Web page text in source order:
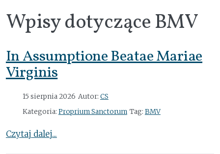
Wpisy dotyczące BMV
In Assumptione Beatae Mariae
Virginis
15 sierpnia 2026 Autor: CS
Kategoria: Proprium Sanctorum Tag: BMV
Czytaj dalej...